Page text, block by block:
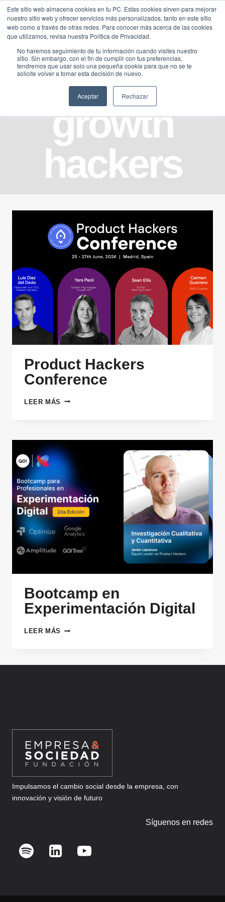
Este sitio web almacena cookies en tu PC. Estas cookies sirven para mejorar
nuestro sitio web y ofrecer servicios más personalizados, tanto en este sitio
web como a través de otras redes. Para conocer más acerca de las cookies
que utilizamos, revisa nuestra Política de Privacidad.
No haremos seguimiento de tu información cuando visites nuestro
sitio. Sin embargo, con el fin de cumplir con tus preferencias,
tendremos que usar solo una pequeña cookie para que no se te
solicite volver a tomar esta decisión de nuevo.
Aceptar Rechazar
Saltar
contenido
growth
hackers
Product Hackers
Conference
LEER MÁS PRODUCT
Bootcamp en
Experimentación Digital
LEER MÁS BOOTCAMP
Impulsamos el cambio social desde la empresa, con
innovación y visión de futuro
Síguenos en redes
Traducir »